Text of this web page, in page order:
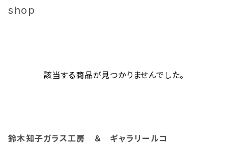
shop
該当する商品が見つかりませんでした。
鈴木知子ガラス工房 ＆ ギャラリールコ